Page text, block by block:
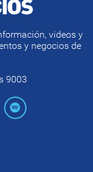
videos y
y negocios de
9003